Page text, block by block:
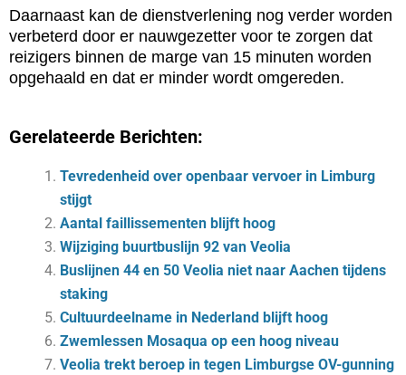
Daarnaast kan de dienstverlening nog verder worden
verbeterd door er nauwgezetter voor te zorgen dat
reizigers binnen de marge van 15 minuten worden
opgehaald en dat er minder wordt omgereden.
Gerelateerde Berichten:
Tevredenheid over openbaar vervoer in Limburg
stijgt
Aantal faillissementen blijft hoog
Wijziging buurtbuslijn 92 van Veolia
Buslijnen 44 en 50 Veolia niet naar Aachen tijdens
staking
Cultuurdeelname in Nederland blijft hoog
Zwemlessen Mosaqua op een hoog niveau
Veolia trekt beroep in tegen Limburgse OV-gunning